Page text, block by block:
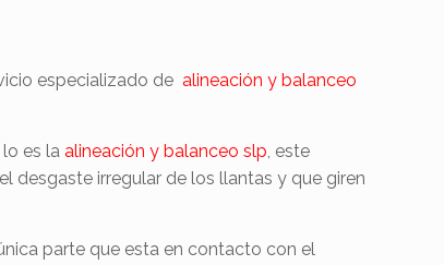
especializado de alineación y balanceo
es la alineación y balanceo slp, este
desgaste irregular de los llantas y que giren
parte que esta en contacto con el